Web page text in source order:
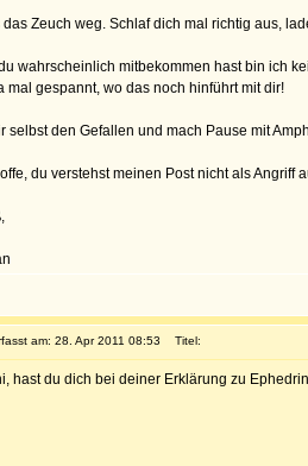
das Zeuch weg. Schlaf dich mal richtig aus,
wahrscheinlich mitbekommen hast bin ich
mal gespannt, wo das noch hinführt mit dir!
selbst den Gefallen und mach Pause mit
du verstehst meinen Post nicht als
am: 28. Apr 2011 08:53 Titel:
hast du dich bei deiner Erklärung zu